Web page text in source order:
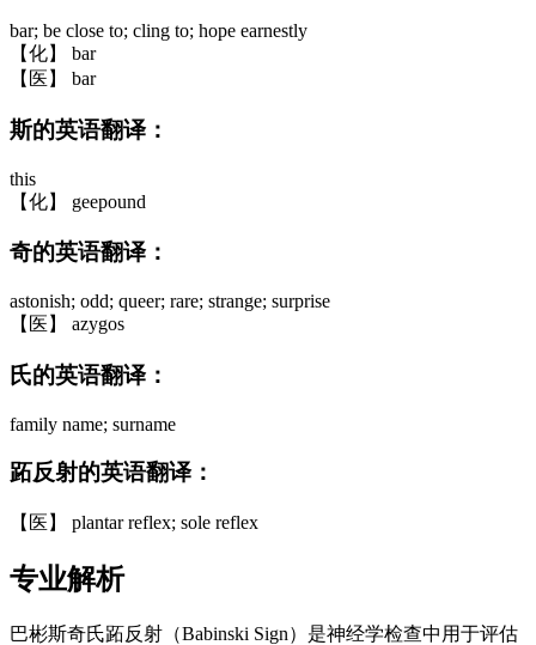
bar; be close to; cling to; hope earnestly
【化】 bar
【医】 bar
斯的英语翻译：
this
【化】 geepound
奇的英语翻译：
astonish; odd; queer; rare; strange; surprise
【医】 azygos
氏的英语翻译：
family name; surname
跖反射的英语翻译：
【医】 plantar reflex; sole reflex
专业解析
巴彬斯奇氏跖反射（Babinski Sign）是神经学检查中用于评估